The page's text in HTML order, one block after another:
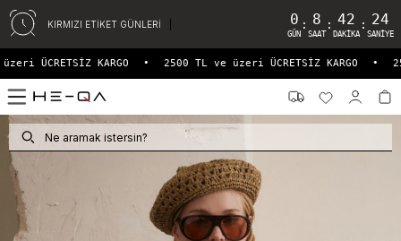
KIRMIZI ETİKET GÜNLERİ 0
GÜN
: 8
SAAT
: 42
DAKIKA
: 21
SANIYE
KARGO • 2500 TL ve üzeri ÜCRETSİZ KARGO • 2500 TL ve